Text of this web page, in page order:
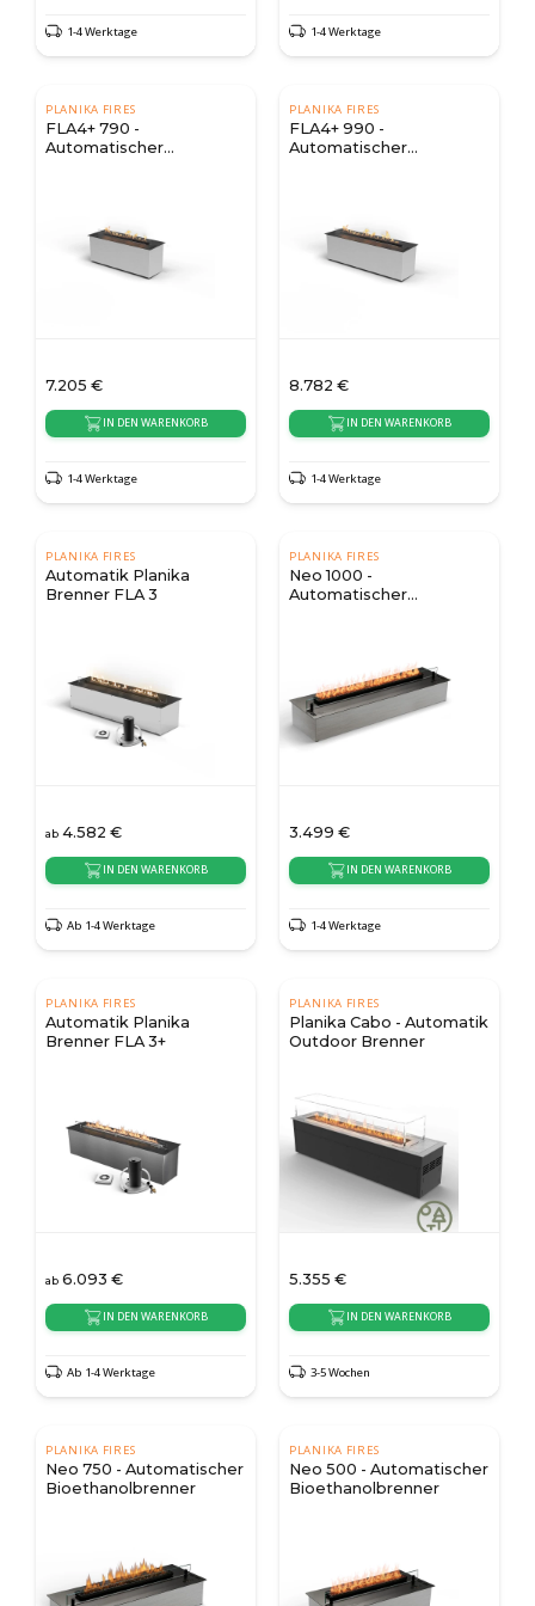
1-4 Werktage 1-4 Werktage
PLANIKA FIRES
FLA4+ 790 -
Automatischer
7.205 €
IN DEN WARENKORB
1-4 Werktage
PLANIKA FIRES
FLA4+ 990 -
Automatischer
8.782 €
IN DEN WARENKORB
1-4 Werktage
PLANIKA FIRES
Automatik Planika
Brenner FLA 3
ab 4.582 €
IN DEN WARENKORB
Ab 1-4 Werktage
PLANIKA FIRES
Neo 1000 -
Automatischer
3.499 €
IN DEN WARENKORB
1-4 Werktage
PLANIKA FIRES
Automatik Planika
Brenner FLA 3+
ab 6.093 €
IN DEN WARENKORB
Ab 1-4 Werktage
PLANIKA FIRES
Planika Cabo - Automatik
Outdoor Brenner
5.355 €
IN DEN WARENKORB
3-5 Wochen
PLANIKA FIRES
Neo 750 - Automatischer
Bioethanolbrenner
PLANIKA FIRES
Neo 500 - Automatischer
Bioethanolbrenner